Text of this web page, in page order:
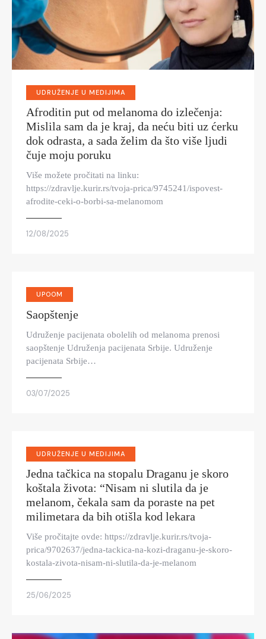
UDRUŽENJE U MEDIJIMA
Afroditin put od melanoma do izlečenja:
Mislila sam da je kraj, da neću biti uz ćerku
dok odrasta, a sada želim da što više ljudi
čuje moju poruku
Više možete pročitati na linku:
https://zdravlje.kurir.rs/tvoja-prica/9745241/ispovest-
afrodite-ceki-o-borbi-sa-melanomom
12/08/2025
UPOOM
Saopštenje
Udruženje pacijenata obolelih od melanoma prenosi
saopštenje Udruženja pacijenata Srbije. Udruženje
pacijenata Srbije…
03/07/2025
UDRUŽENJE U MEDIJIMA
Jedna tačkica na stopalu Draganu je skoro
koštala života: “Nisam ni slutila da je
melanom, čekala sam da poraste na pet
milimetara da bih otišla kod lekara
Više pročitajte ovde: https://zdravlje.kurir.rs/tvoja-
prica/9702637/jedna-tackica-na-kozi-draganu-je-skoro-
kostala-zivota-nisam-ni-slutila-da-je-melanom
25/06/2025